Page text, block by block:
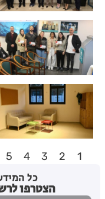
1
2
3
4
5
כל
הצטרפו